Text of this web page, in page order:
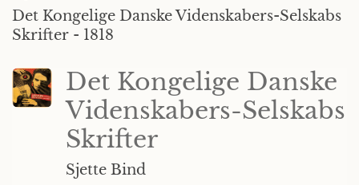
Det Kongelige Danske Videnskabers-Selskabs
Skrifter - 1818
Det Kongelige Danske
Videnskabers-Selskabs
Skrifter
Sjette Bind